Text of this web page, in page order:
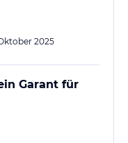
2025
Garant für